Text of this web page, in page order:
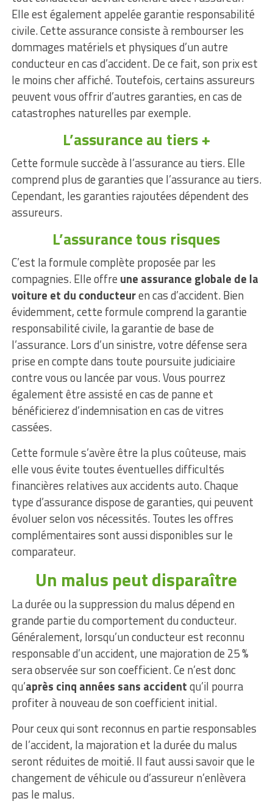
Elle est également appelée garantie responsabilité
civile. Cette assurance consiste à rembourser les
dommages matériels et physiques d’un autre
conducteur en cas d’accident. De ce fait, son prix est
le moins cher affiché. Toutefois, certains assureurs
peuvent vous offrir d’autres garanties, en cas de
catastrophes naturelles par exemple.
L’assurance au tiers +
Cette formule succède à l’assurance au tiers. Elle
comprend plus de garanties que l’assurance au tiers.
Cependant, les garanties rajoutées dépendent des
assureurs.
L’assurance tous risques
C’est la formule complète proposée par les
compagnies. Elle offre une assurance globale de la
voiture et du conducteuren cas d’accident. Bien
évidemment, cette formule comprend la garantie
responsabilité civile, la garantie de base de
l’assurance. Lors d’un sinistre, votre défense sera
prise en compte dans toute poursuite judiciaire
contre vous ou lancée par vous. Vous pourrez
également être assisté en cas de panne et
bénéficierez d’indemnisation en cas de vitres
cassées.
Cette formule s’avère être la plus coûteuse, mais
elle vous évite toutes éventuelles difficultés
financières relatives aux accidents auto. Chaque
type d’assurance dispose de garanties, qui peuvent
évoluer selon vos nécessités. Toutes les offres
complémentaires sont aussi disponibles sur le
comparateur.
Un malus peut disparaître
La durée ou la suppression du malus dépend en
grande partie du comportement du conducteur.
Généralement, lorsqu’un conducteur est reconnu
responsable d’un accident, une majoration de 25 %
sera observée sur son coefficient. Ce n’est donc
qu’après cinq années sans accidentqu’il pourra
profiter à nouveau de son coefficient initial.
Pour ceux qui sont reconnus en partie responsables
de l’accident, la majoration et la durée du malus
seront réduites de moitié. Il faut aussi savoir que le
changement de véhicule ou d’assureur n’enlèvera
pas le malus.